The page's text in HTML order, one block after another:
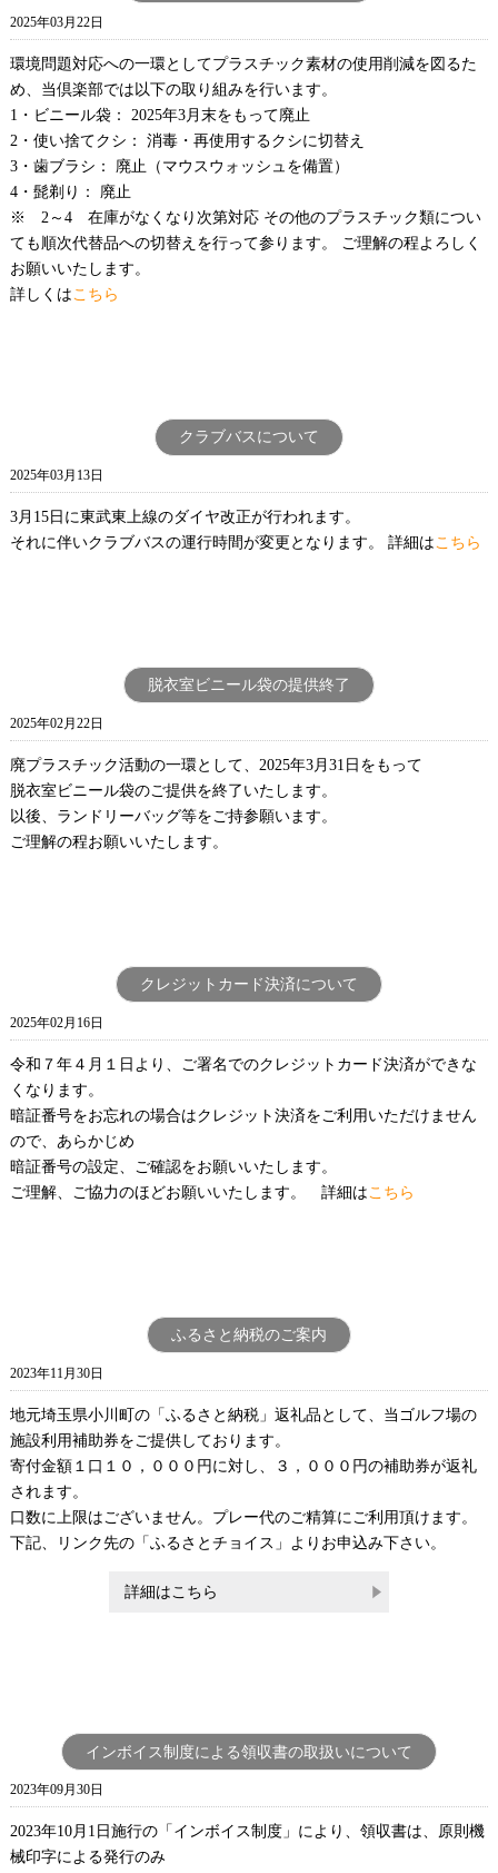
2025年03月22日
環境問題対応への一環としてプラスチック素材の使用削減を図るた
め、当倶楽部では以下の取り組みを行います。
1・ビニール袋： 2025年3月末をもって廃止
2・使い捨てクシ： 消毒・再使用するクシに切替え
3・歯ブラシ： 廃止（マウスウォッシュを備置）
4・髭剃り： 廃止
※ 2～4 在庫がなくなり次第対応 その他のプラスチック類につい
ても順次代替品への切替えを行って参ります。 ご理解の程よろしく
お願いいたします。
詳しくはこちら
クラブバスについて
2025年03月13日
3月15日に東武東上線のダイヤ改正が行われます。
それに伴いクラブバスの運行時間が変更となります。 詳細はこちら
脱衣室ビニール袋の提供終了
2025年02月22日
廃プラスチック活動の一環として、 2025年3月 31 日をもって
脱衣室ビニール袋のご提供を終了いたします。
以後、ランドリーバッグ等をご持参願います。
ご理解の程お願いいたします。
クレジットカード決済について
2025年02月16日
令和７年４月１日より、ご署名でのクレジットカード決済ができな
くなります。
暗証番号をお忘れの場合はクレジット決済をご利用いただけません
ので、あらかじめ
暗証番号の設定、ご確認をお願いいたします。
ご理解、ご協力のほどお願いいたします。 詳細は こちら
ふるさと納税のご案内
2023年11月30日
地元埼玉県小川町の「ふるさと納税」返礼品として、当ゴルフ場の
施設利用補助券をご提供しております。
寄付金額１口１０，０００円に対し、３，０００円の補助券が返礼
されます。
口数に上限はございません。プレー代のご精算にご利用頂けます。
下記、リンク先の「ふるさとチョイス」よりお申込み下さい。
詳細はこちら
インボイス制度による領収書の取扱いについて
2023年09月30日
2023年10月 1 日施行の「インボイス制度」により、領収書は、原則機
械印字による発行のみ